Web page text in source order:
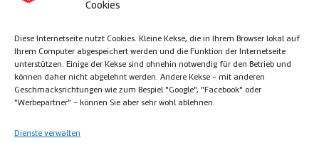
Cookies
Diese Internetseite nutzt Cookies. Kleine Kekse, die in Ihrem Browser lokal auf
Ihrem Computer abgespeichert werden und die Funktion der Internetseite
unterstützen. Einige der Kekse sind ohnehin notwendig für den Betrieb und
können daher nicht abgelehnt werden. Andere Kekse - mit anderen
Geschmacksrichtungen wie zum Bespiel "Google", "Facebook" oder
"Werbepartner" - können Sie aber sehr wohl ablehnen.
Dienste verwalten
© TTG Sigmaringen/Laiz 2013-2026 –
Impressum